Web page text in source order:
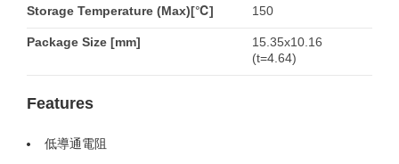
Storage Temperature (Max)[℃] 150
Package Size [mm]
15.35x10.16
(t=4.64)
Features
低導通電阻